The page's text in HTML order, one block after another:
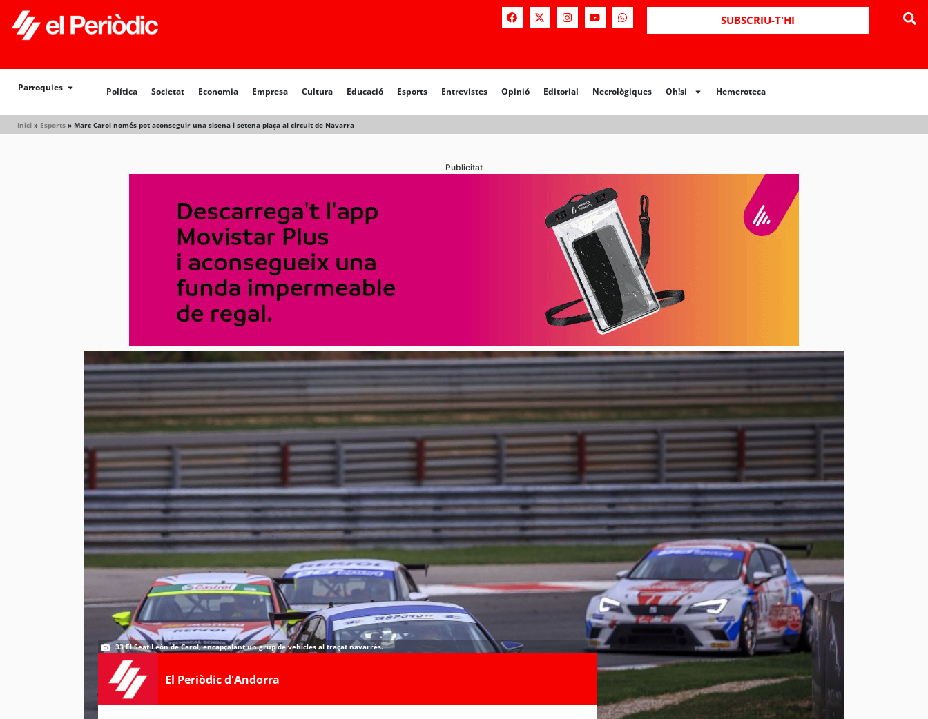
SUBSCRIU-T'HI
Parroquies Política Societat Economia Empresa Cultura Educació Esports Entrevistes Opinió Editorial Necrològiques Oh!si Hemeroteca
Inici » Esports » Marc Carol només pot aconseguir una sisena i setena plaça al circuit de Navarra
Política Societat Opinió Editorial Necrològiques Hemeroteca
Publicitat
33 El Seat León de Carol, encapçalant un grup de vehicles al traçat navarrès.
El Periòdic d'Andorra